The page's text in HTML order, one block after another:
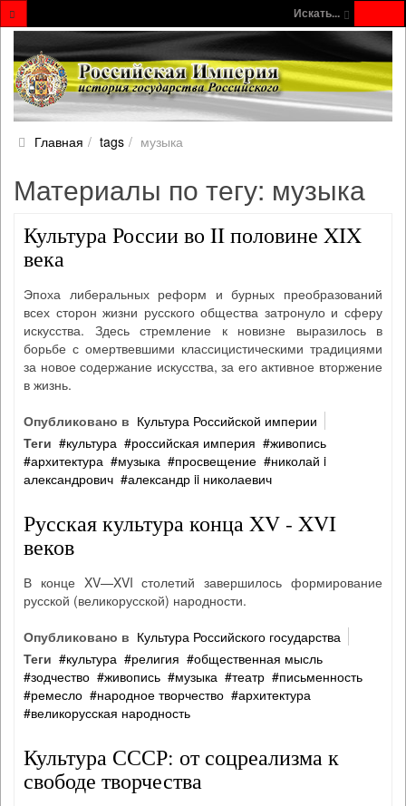
Искать...
Главная tags музыка
Материалы по тегу: музыка
Культура России во II половине XIX
века
Эпоха либеральных реформ и бурных преобразований
всех сторон жизни русского общества затронуло и сферу
искусства. Здесь стремление к новизне выразилось в
борьбе с омертвевшими классицистическими традициями
за новое содержание искусства, за его активное вторжение
в жизнь.
Опубликовано в Культура Российской империи
Теги
культура российская империя
живопись
архитектура
музыка просвещение
николай i
александрович
александр ii николаевич
Русская культура конца XV - XVI
веков
В конце XV—XVI столетий завершилось формирование
русской (великорусской) народности.
Опубликовано в Культура Российского государства
Теги
культура религия
общественная мысль
зодчество
живопись музыка театр
письменность
ремесло
народное творчество
архитектура
великорусская народность
Культура СССР: от соцреализма к
свободе творчества